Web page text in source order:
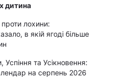
дитина
лохини:
в якій ягоді більше
Успіння та Усікновення:
на серпень 2026